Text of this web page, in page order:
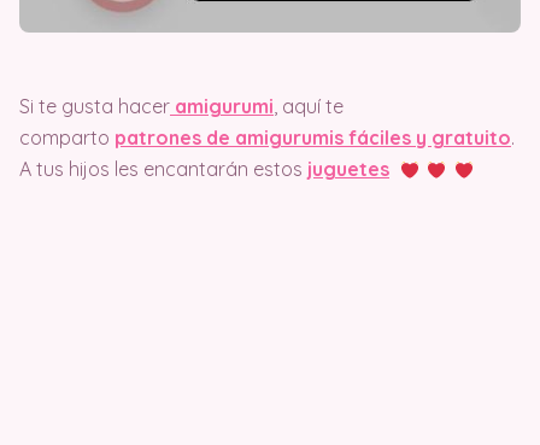
Si te gusta hacer amigurumi , aquí te
comparto patrones de amigurumis fáciles y gratuito.
A tus hijos les encantarán estos juguetes